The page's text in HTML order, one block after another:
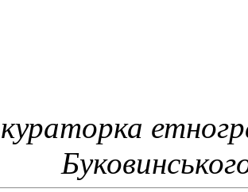
кураторка